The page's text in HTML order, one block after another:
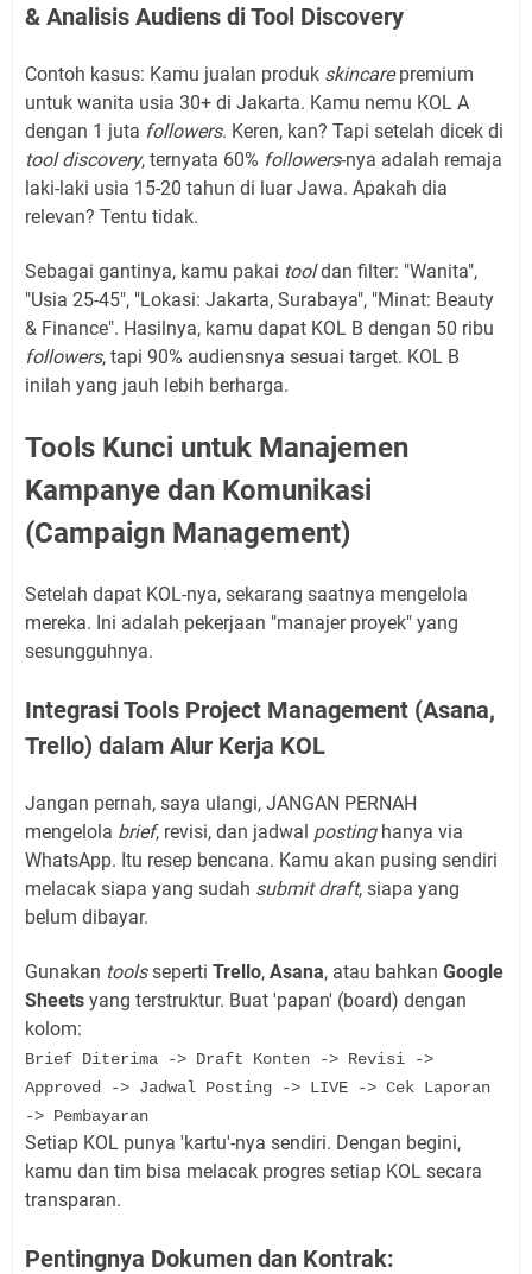
& Analisis Audiens di Tool Discovery
Contoh kasus: Kamu jualan produk skincarepremium
untuk wanita usia 30+ di Jakarta. Kamu nemu KOL A
dengan 1 juta followers. Keren, kan? Tapi setelah dicek di
tool discovery, ternyata 60% followers-nya adalah remaja
laki-laki usia 15-20 tahun di luar Jawa. Apakah dia
relevan? Tentu tidak.
Sebagai gantinya, kamu pakai tooldan filter: "Wanita",
"Usia 25-45", "Lokasi: Jakarta, Surabaya", "Minat: Beauty
& Finance". Hasilnya, kamu dapat KOL B dengan 50 ribu
followers, tapi 90% audiensnya sesuai target. KOL B
inilah yang jauh lebih berharga.
Tools Kunci untuk Manajemen
Kampanye dan Komunikasi
(Campaign Management)
Setelah dapat KOL-nya, sekarang saatnya mengelola
mereka. Ini adalah pekerjaan "manajer proyek" yang
sesungguhnya.
Integrasi Tools Project Management (Asana,
Trello) dalam Alur Kerja KOL
Jangan pernah, saya ulangi, JANGAN PERNAH
mengelola brief, revisi, dan jadwal postinghanya via
WhatsApp. Itu resep bencana. Kamu akan pusing sendiri
melacak siapa yang sudah submit draft, siapa yang
belum dibayar.
Gunakan toolsseperti Trello, Asana, atau bahkan Google
Sheets yang terstruktur. Buat 'papan' (board) dengan
kolom:
Brief Diterima -> Draft Konten -> Revisi ->
Approved -> Jadwal Posting -> LIVE -> Cek Laporan
-> Pembayaran
Setiap KOL punya 'kartu'-nya sendiri. Dengan begini,
kamu dan tim bisa melacak progres setiap KOL secara
transparan.
Pentingnya Dokumen dan Kontrak: